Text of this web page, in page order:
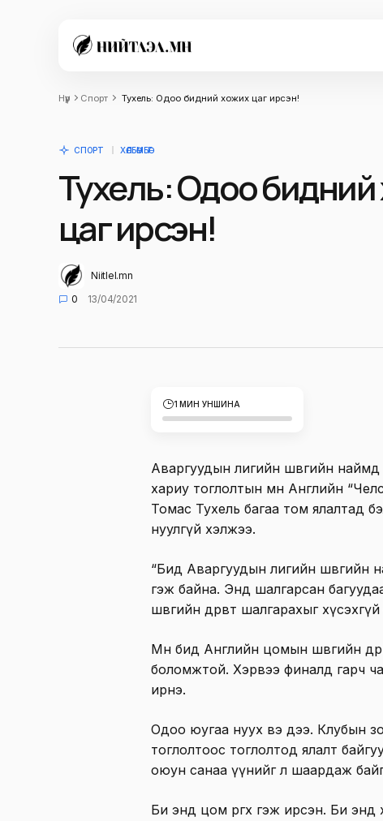
Нүүр Спорт Тухель: Одоо бидний хожих цаг ирсэн!
СПОРТ ХӨЛБӨМБӨГ
Тухель: Одоо
цаг ирсэн!
Niitlel.mn
0
13/04/2021
1 МИН УНШИНА
Аваргуудын лигийн шөвгийн
хариу тоглолтын өмнө Английн
Томас Тухель багаа том ялалтад
нуулгүй хэлжээ.
“Бид Аваргуудын лигийн шөвгийн
гэж байна. Энд шалгарсан
шөвгийн дөрөвт шалгарахыг
Мөн бид Английн цомын шөвгийн
боломжтой. Хэрвээ финалд гарч
ирнэ.
Одоо юугаа нуух вэ дээ. Клубын
тоглолтоос тоглолтод ялалт
оюун санаа үүнийг л шаардаж
Би энд цом өргөх гэж ирсэн. Би